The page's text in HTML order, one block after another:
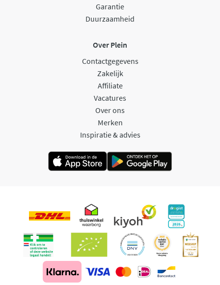
Garantie
Duurzaamheid
Over Plein
Contactgegevens
Zakelijk
Affiliate
Vacatures
Over ons
Merken
Inspiratie & advies